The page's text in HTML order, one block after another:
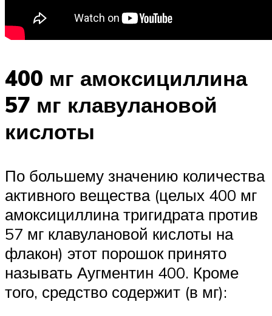
400 мг амоксициллина
57 мг клавулановой
кислоты
По большему значению количества
активного вещества (целых 400 мг
амоксициллина тригидрата против
57 мг клавулановой кислоты на
флакон) этот порошок принято
называть Аугментин 400. Кроме
того, средство содержит (в мг):